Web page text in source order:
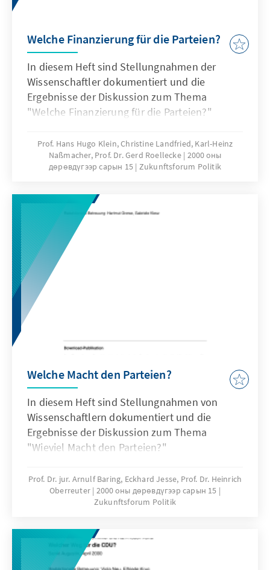
Welche Finanzierung für die Parteien?
In diesem Heft sind Stellungnahmen der
Wissenschaftler dokumentiert und die
Ergebnisse der Diskussion zum Thema
"Welche Finanzierung für die Parteien?"
Prof. Hans Hugo Klein, Christine Landfried, Karl-Heinz
Naßmacher, Prof. Dr. Gerd Roellecke 2000 оны
дөрөвдүгээр сарын 15 Zukunftsforum Politik
Welche Macht den Parteien?
In diesem Heft sind Stellungnahmen von
Wissenschaftlern dokumentiert und die
Ergebnisse der Diskussion zum Thema
"Wieviel Macht den Parteien?"
Prof. Dr. jur. Arnulf Baring, Eckhard Jesse, Prof. Dr. Heinrich
Oberreuter 2000 оны дөрөвдүгээр сарын 15
Zukunftsforum Politik